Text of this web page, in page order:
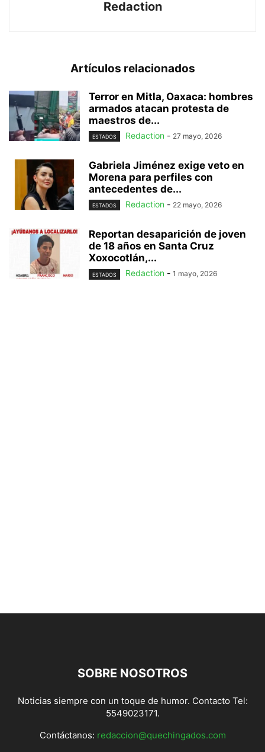
Redaction
Artículos relacionados
Terror en Mitla, Oaxaca: hombres
armados atacan protesta de
maestros de...
ESTADOS Redaction - 27 mayo, 2026
Gabriela Jiménez exige veto en
Morena para perfiles con
antecedentes de...
ESTADOS Redaction - 22 mayo, 2026
Reportan desaparición de joven
de 18 años en Santa Cruz
Xoxocotlán,...
ESTADOS Redaction - 1 mayo, 2026
SOBRE NOSOTROS
Noticias siempre con un toque de humor. Contacto Tel:
5549023171.
Contáctanos: redaccion@quechingados.com